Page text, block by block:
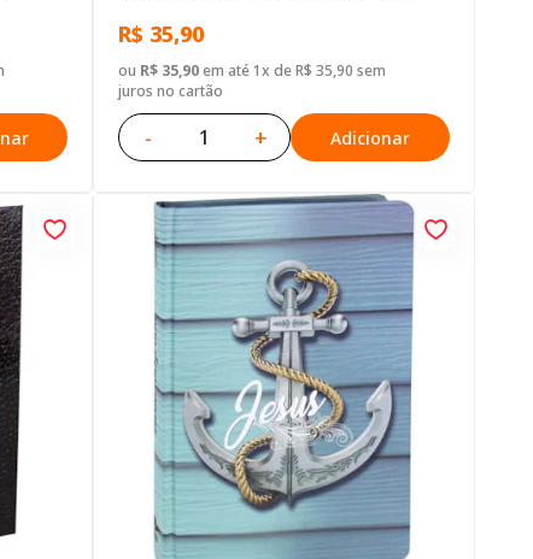
Terracota
R$ 35,90
ou R$ 35,90em até 1x de R$ 35,90 sem
juros no cartão
- + Adicionar